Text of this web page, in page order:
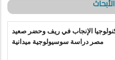
الإنجاب في ريف وحضر صعيد
مصر دراسة سوسيولوجية ميدانية